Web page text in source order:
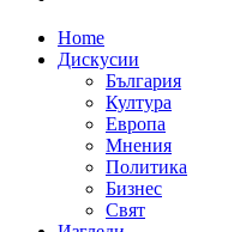
Home
Дискусии
България
Култура
Европа
Мнения
Политика
Бизнес
Свят